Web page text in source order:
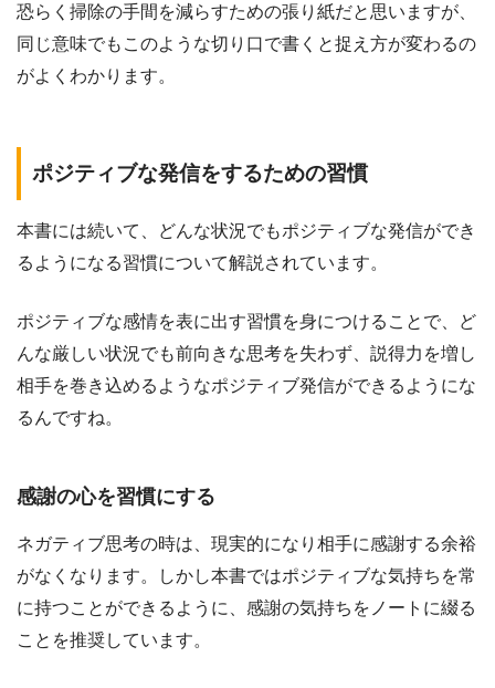
恐らく掃除の手間を減らすための張り紙だと思いますが、
同じ意味でもこのような切り口で書くと捉え方が変わるの
がよくわかります。
ポジティブな発信をするための習慣
本書には続いて、どんな状況でもポジティブな発信ができ
るようになる習慣について解説されています。
ポジティブな感情を表に出す習慣を身につけることで、ど
んな厳しい状況でも前向きな思考を失わず、説得力を増し
相手を巻き込めるようなポジティブ発信ができるようにな
るんですね。
感謝の心を習慣にする
ネガティブ思考の時は、現実的になり相手に感謝する余裕
がなくなります。しかし本書ではポジティブな気持ちを常
に持つことができるように、感謝の気持ちをノートに綴る
ことを推奨しています。